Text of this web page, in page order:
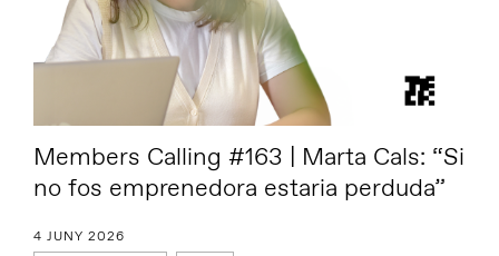
Members Calling #163 | Marta Cals: “Si
no fos emprenedora estaria perduda”
4 JUNY 2026